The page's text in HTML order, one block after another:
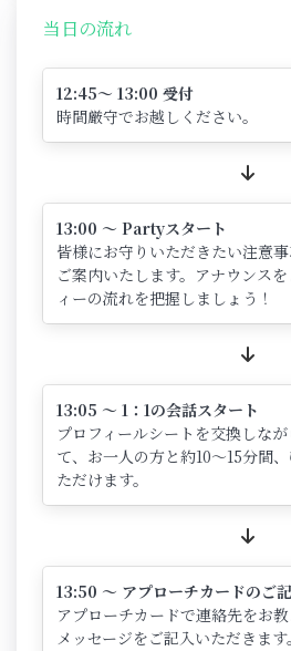
当日の流れ
12:45～ 13:00 受付
時間厳守でお越しください。
13:00 ～ Partyスタート
皆様にお守りいただきたい注意
ご案内いたします。アナウンス
ィーの流れを把握しましょう！
13:05 ～ 1：1の会話スタート
プロフィールシートを交換しな
て、お一人の方と約10～15分間
ただけます。
13:50 ～ アプローチカードのご
アプローチカードで連絡先をお
メッセージをご記入いただきます。